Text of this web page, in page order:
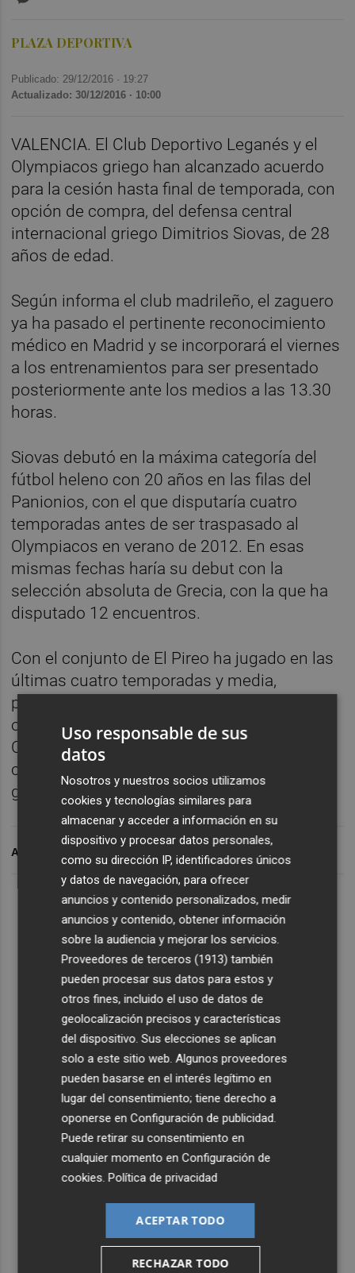
PLAZA DEPORTIVA
Publicado: 29/12/2016 · 19:27
Actualizado: 30/12/2016 · 10:00
VALENCIA. El Club Deportivo Leganés y el
Olympiacos griego han alcanzado acuerdo
para la cesión hasta final de temporada, con
opción de compra, del defensa central
internacional griego Dimitrios Siovas, de 28
años de edad.
Según informa el club madrileño, el zaguero
ya ha pasado el pertinente reconocimiento
médico en Madrid y se incorporará el viernes
a los entrenamientos para ser presentado
posteriormente ante los medios a las 13.30
horas.
Siovas debutó en la máxima categoría del
fútbol heleno con 20 años en las filas del
Panionios, con el que disputaría cuatro
temporadas antes de ser traspasado al
Olympiacos en verano de 2012. En esas
mismas fechas haría su debut con la
selección absoluta de Grecia, con la que ha
disputado 12 encuentros.
Con el conjunto de El Pireo ha jugado en las
últimas cuatro temporadas y media,
participando en más de cien partidos
oficiales, entre ellos choques de Liga de
Campeones y Europa League, y
conquistando cuatro ligas y dos copas
griegas.
ARCHIVADO EN
Uso responsable de sus
datos
Nosotros y nuestros socios utilizamos
cookies y tecnologías similares para
almacenar y acceder a información en su
dispositivo y procesar datos personales,
como su dirección IP, identificadores únicos
y datos de navegación, para ofrecer
anuncios y contenido personalizados, medir
anuncios y contenido, obtener información
sobre la audiencia y mejorar los servicios.
Proveedores de terceros (1913) también
pueden procesar sus datos para estos y
otros fines, incluido el uso de datos de
geolocalización precisos y características
del dispositivo. Sus elecciones se aplican
solo a este sitio web. Algunos proveedores
pueden basarse en el interés legítimo en
lugar del consentimiento; tiene derecho a
oponerse enConfiguración de publicidad
Puede retirar su consentimiento en
cualquier momento enConfiguración de
cookies .Política de privacidad
ACEPTAR TODO
RECHAZAR TODO